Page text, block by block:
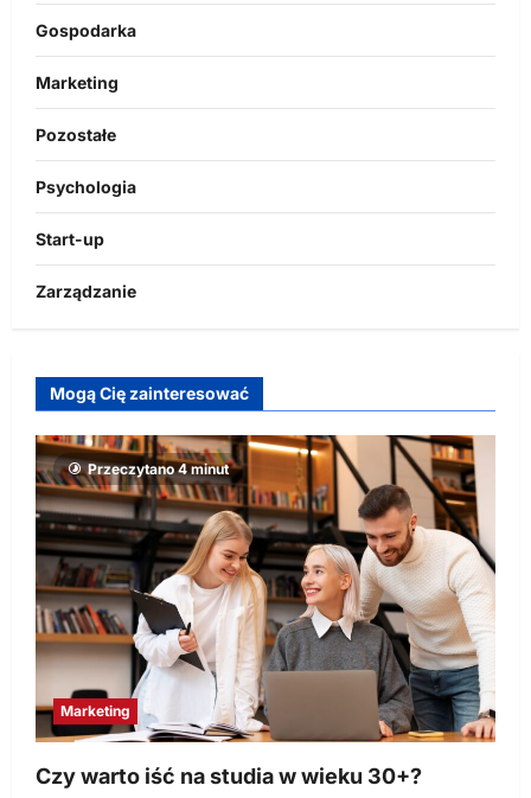
Gospodarka
Marketing
Pozostałe
Psychologia
Start-up
Zarządzanie
Mogą Cię zainteresować
Przeczytano 4 minut
Marketing
Czy warto iść na studia w wieku 30+?